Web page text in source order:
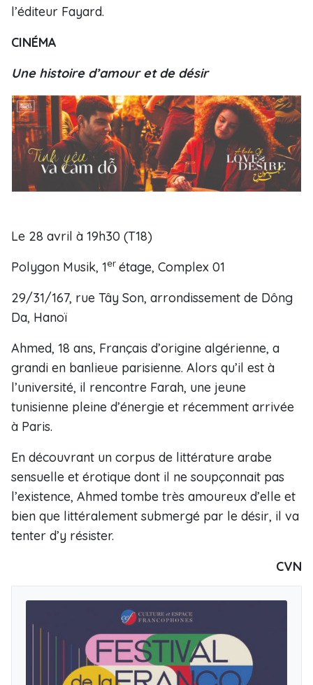
l’éditeur Fayard.
CINÉMA
Une histoire d’amour et de désir
Le 28 avril à 19h30 (T18)
Polygon Musik, 1er étage, Complex 01
29/31/167, rue Tây Son, arrondissement de Dông
Da, Hanoï
Ahmed, 18 ans, Français d’origine algérienne, a
grandi en banlieue parisienne. Alors qu’il est à
l’université, il rencontre Farah, une jeune
tunisienne pleine d’énergie et récemment arrivée
à Paris.
En découvrant un corpus de littérature arabe
sensuelle et érotique dont il ne soupçonnait pas
l’existence, Ahmed tombe très amoureux d’elle et
bien que littéralement submergé par le désir, il va
tenter d’y résister.
CVN